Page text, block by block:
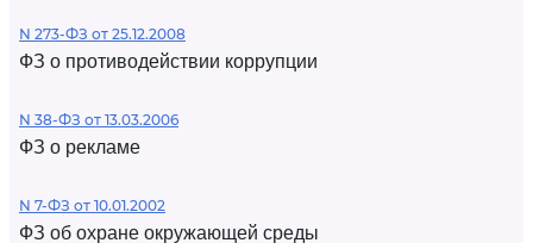
N 273-ФЗ от 25.12.2008
ФЗ о противодействии коррупции
N 38-ФЗ от 13.03.2006
ФЗ о рекламе
N 7-ФЗ от 10.01.2002
ФЗ об охране окружающей среды